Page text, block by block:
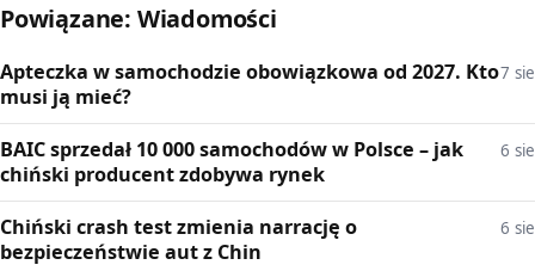
Powiązane: Wiadomości
Apteczka w samochodzie obowiązkowa od 2027. Kto
musi ją mieć?
7 sie
BAIC sprzedał 10 000 samochodów w Polsce – jak
chiński producent zdobywa rynek
6 sie
Chiński crash test zmienia narrację o
bezpieczeństwie aut z Chin
6 sie